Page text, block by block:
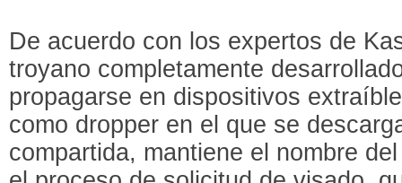
De acuerdo con los expertos de
troyano completamente
propagarse en dispositivos
como dropper en el que se
compartida, mantiene el nombre